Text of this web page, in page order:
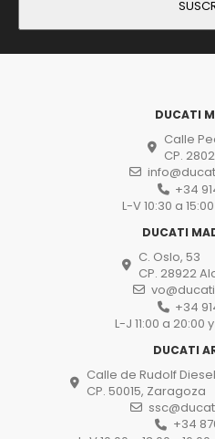
DUCATI
Calle
CP.
+34
L-V 10:30 a
DUCATI
C. Oslo, 53
CP. 28922
+34
L-J 11:00 a 20:00
DUCATI
Calle de Rudolf
CP. 50015, Zaragoza
+34